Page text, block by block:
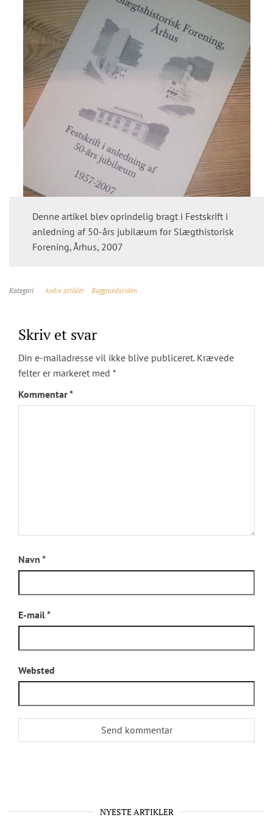
Denne artikel blev oprindelig bragt i Festskrift i
anledning af 50-års jubilæum for Slægthistorisk
Forening, Århus, 2007
Kategori Andre artikler Baggrundsviden
Skriv et svar
Din e-mailadresse vil ikke blive publiceret. Krævede
felter er markeret med *
Kommentar*
Navn *
E-mail*
Websted
NYESTE ARTIKLER